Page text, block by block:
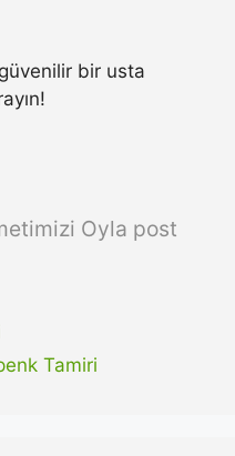
bir usta
Oyla post
Tamiri